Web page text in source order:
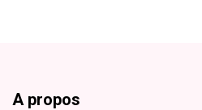
A propos